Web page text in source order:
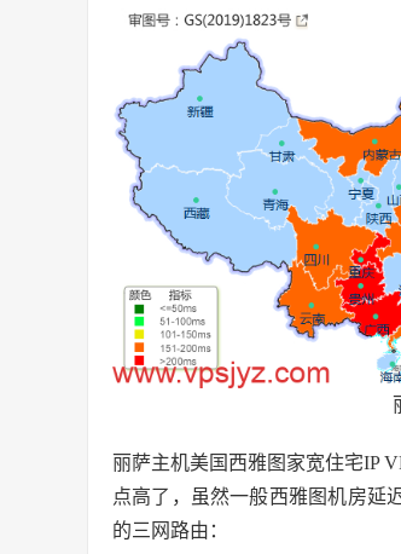
丽萨主机美国西雅图家宽住宅IP
点高了，虽然一般西雅图机房延
的三网路由：